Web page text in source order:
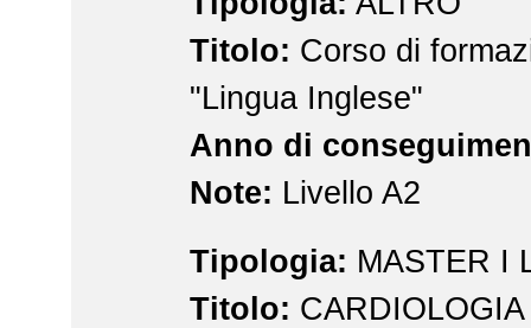
Titolo: Corso di
"Lingua Inglese"
Anno di
Note: Livello A2
Tipologia: MASTER I
Titolo: